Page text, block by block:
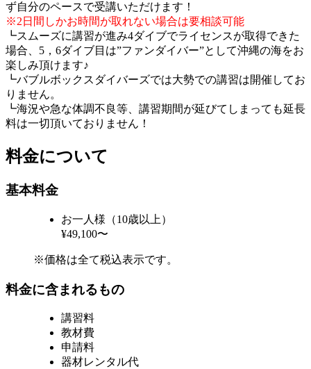
ず自分のペースで受講いただけます！
※2日間しかお時間が取れない場合は要相談可能
┗スムーズに講習が進み4ダイブでライセンスが取得できた
場合、5，6ダイブ目は”ファンダイバー”として沖縄の海をお
楽しみ頂けます♪
┗バブルボックスダイバーズでは大勢での講習は開催してお
りません。
┗海況や急な体調不良等、講習期間が延びてしまっても延長
料は一切頂いておりません！
料金について
基本料金
お一人様（10歳以上）
¥49,100〜
※価格は全て税込表示です。
料金に含まれるもの
講習料
教材費
申請料
器材レンタル代